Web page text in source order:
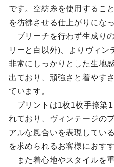
です。空紡糸を使用するこ
を彷彿させる仕上がりにな
ブリーチを行わず生成り
リーと白以外)、よりヴィン
非常にしっかりとした生地
出ており、頑強さと着やす
ています。
プリントは1枚1枚手捺染1
れており、ヴィンテージの
アルな風合いを表現してい
を求められるお客様におす
また着心地やスタイルを